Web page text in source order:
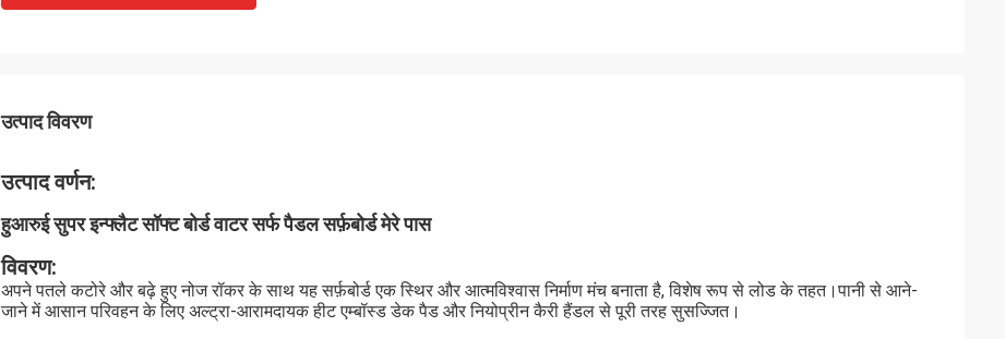
उत्पाद विवरण
उत्पाद वर्णन:
हुआरुई सुपर इन्फ्लैट सॉफ्ट बोर्ड वाटर सर्फ पैडल सर्फ़बोर्ड मेरे पास
विवरण:
अपने पतले कटोरे और बढ़े हुए नोज रॉकर के साथ यह सर्फ़बोर्ड एक स्थिर और आत्मविश्वास निर्माण मंच बनाता है, विशेष रूप से लोड के तहत।पानी से आने-
जाने में आसान परिवहन के लिए अल्ट्रा-आरामदायक हीट एम्बॉस्ड डेक पैड और नियोप्रीन कैरी हैंडल से पूरी तरह सुसज्जित।